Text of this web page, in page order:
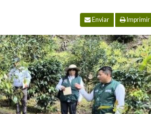
Enviar Imprimir